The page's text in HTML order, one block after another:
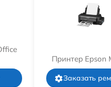
Принтер Epson
Заказать